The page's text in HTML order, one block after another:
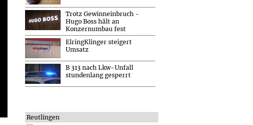
Trotz Gewinneinbruch -
Hugo Boss hält an
Konzernumbau fest
ElringKlinger steigert
Umsatz
B 313 nach Lkw-Unfall
stundenlang gesperrt
Reutlingen